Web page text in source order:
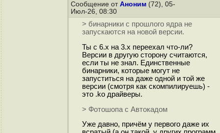
Сообщение от Аноним (72), 05-
Июл-26, 08:30
> бинарники с прошлого ядра не
запускаются на новой версии.
Ты с 6.x на 3.x переехал что-ли?
Версии в другую сторону считаются,
если ты не знал. Единственные
бинарники, которые могут не
запуститься на даже одной и той же
версии (смотря как скомпилируешь) -
это .ko драйверы.
> Фотошопа с Автокадом
Уже давно, причём у первого даже их